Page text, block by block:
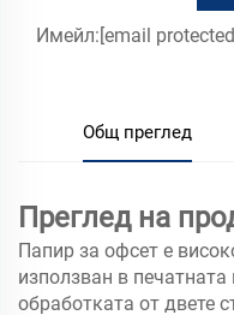
Имейл:[email
Общ преглед
Преглед на
Папир за офсет е
използван в
обработката от двете